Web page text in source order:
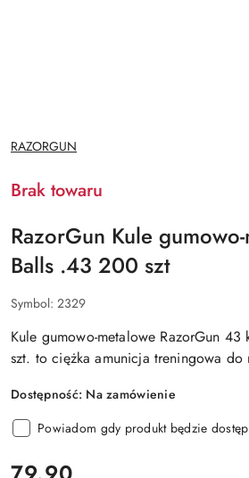
NAZWA
PRODUCENTA:
RAZORGUN
Brak towaru
RazorGun Kule
Balls .43 200 szt
Symbol: 2329
Kule gumowo-metalowe RazorGun
szt. tociężka amunicja treningowa do
Dostępność: Na zamówienie
Powiadom gdy produkt będzie